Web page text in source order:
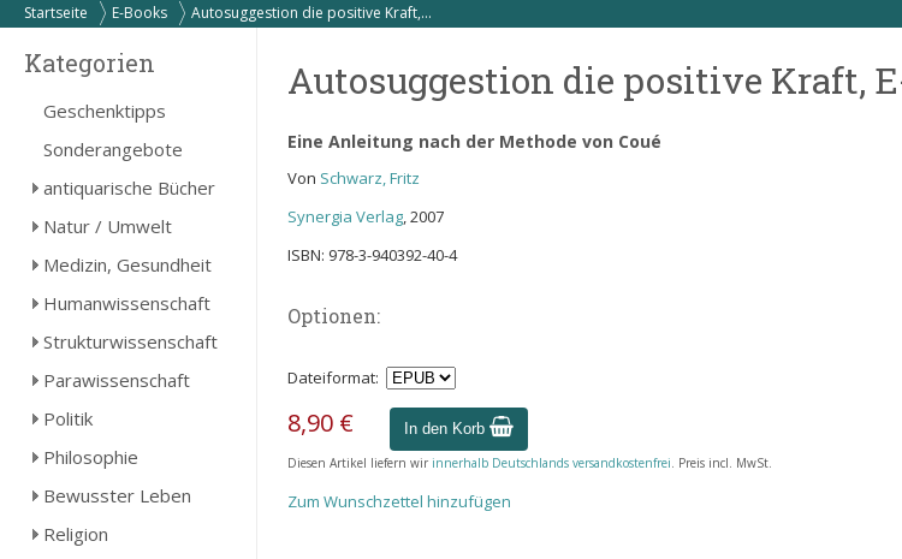
Startseite E-Books Autosuggestion die positive Kraft,...
Kategorien
Geschenktipps
Sonderangebote
antiquarische Bücher
Natur / Umwelt
Medizin, Gesundheit
Humanwissenschaft
Strukturwissenschaft
Parawissenschaft
Politik
Philosophie
Bewusster Leben
Religion
Autosuggestion die positive Kraft,
Eine Anleitung nach der Methode von Coué
Von Schwarz, Fritz
Synergia Verlag, 2007
ISBN: 978-3-940392-40-4
Optionen:
Dateiformat:
8,90 € In den Korb
Diesen Artikel liefern wir innerhalb Deutschlands versandkostenfrei. Preis incl. MwSt.
Zum Wunschzettel hinzufügen